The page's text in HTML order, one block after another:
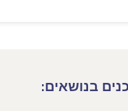
בנושאים: